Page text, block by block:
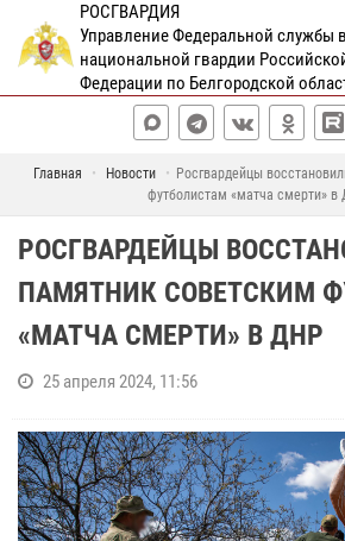
РОСГВАРДИЯ
Управление Федеральной службы
национальной гвардии
Федерации по Белгородской
Главная Новости
Росгвардейцы
футболистам «матча смерти» в
РОСГВАРДЕЙЦЫ
ПАМЯТНИК СОВЕТСКИМ
«МАТЧА СМЕРТИ» В ДНР
25 апреля 2024, 11:56